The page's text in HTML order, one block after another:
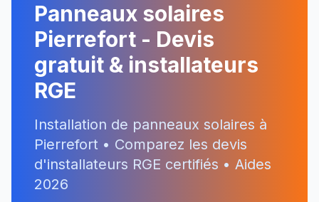
Panneaux solaires
Pierrefort - Devis
gratuit & installateurs
RGE
Installation de panneaux solaires à
Pierrefort • Comparez les devis
d'installateurs RGE certifiés • Aides
2026